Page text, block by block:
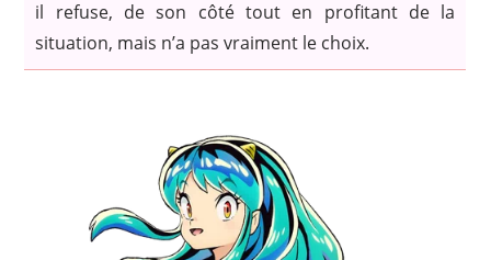
il refuse, de son côté tout en profitant de la
situation, mais n’a pas vraiment le choix.